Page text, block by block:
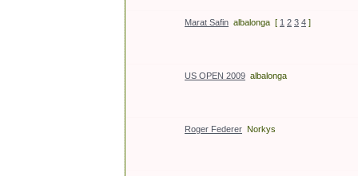
Marat Safin albalonga [ 1 2 3 4 ]
US OPEN 2009 albalonga
Roger Federer Norkys